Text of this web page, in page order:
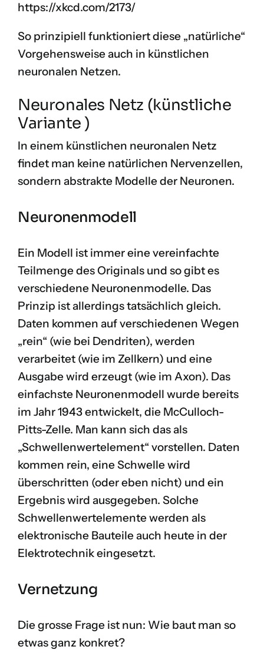
https://xkcd.com/2173/
So prinzipiell funktioniert diese „natürliche“
Vorgehensweise auch in künstlichen
neuronalen Netzen.
Neuronales Netz (künstliche
Variante )
In einem künstlichen neuronalen Netz
findet man keine natürlichen Nervenzellen,
sondern abstrakte Modelle der Neuronen.
Neuronenmodell
Ein Modell ist immer eine vereinfachte
Teilmenge des Originals und so gibt es
verschiedene Neuronenmodelle. Das
Prinzip ist allerdings tatsächlich gleich.
Daten kommen auf verschiedenen Wegen
„rein“ (wie bei Dendriten), werden
verarbeitet (wie im Zellkern) und eine
Ausgabe wird erzeugt (wie im Axon). Das
einfachste Neuronenmodell wurde bereits
im Jahr 1943 entwickelt, die McCulloch-
Pitts-Zelle. Man kann sich das als
„Schwellenwertelement“ vorstellen. Daten
kommen rein, eine Schwelle wird
überschritten (oder eben nicht) und ein
Ergebnis wird ausgegeben. Solche
Schwellenwertelemente werden als
elektronische Bauteile auch heute in der
Elektrotechnik eingesetzt.
Vernetzung
Die grosse Frage ist nun: Wie baut man so
etwas ganz konkret?